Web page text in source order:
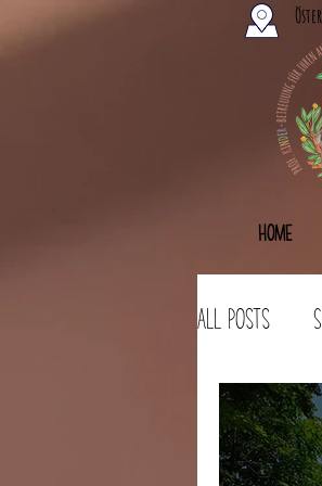
Home
All Posts
Bastelideen